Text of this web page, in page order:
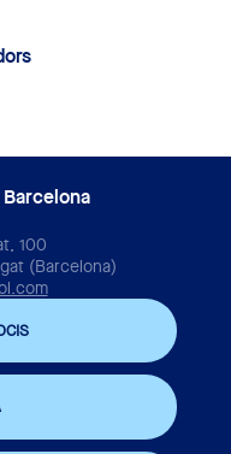
100
(Barcelona)